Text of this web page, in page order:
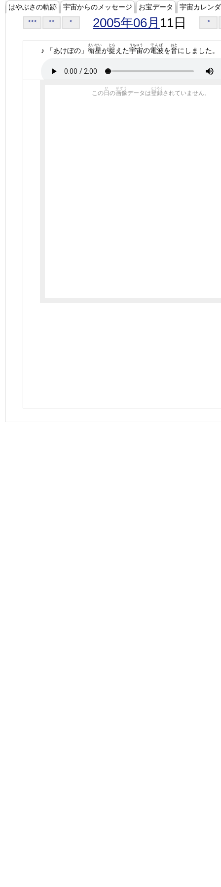
はやぶさの軌跡 宇宙からのメッセージ お宝データ 宇宙カレン
<<< << < 2005年06月 11日 >
♪ 「あけぼの」 衛星
えいせい
が捉
とら
えた宇宙
うちゅう
の電波
でんぱ
を音
おと
にしました。
この 日
ひ
の画像
がぞう
データは登録
とうろく
されていません。